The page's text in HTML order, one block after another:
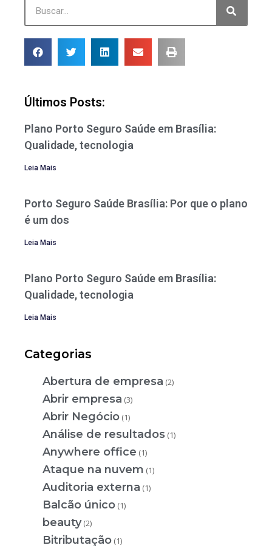
Últimos Posts:
Plano Porto Seguro Saúde em Brasília:
Qualidade, tecnologia
Leia Mais
Porto Seguro Saúde Brasília: Por que o plano
é um dos
Leia Mais
Plano Porto Seguro Saúde em Brasília:
Qualidade, tecnologia
Leia Mais
Categorias
Abertura de empresa (2)
Abrir empresa (3)
Abrir Negócio (1)
Análise de resultados (1)
Anywhere office (1)
Ataque na nuvem (1)
Auditoria externa (1)
Balcão único (1)
beauty (2)
Bitributação (1)